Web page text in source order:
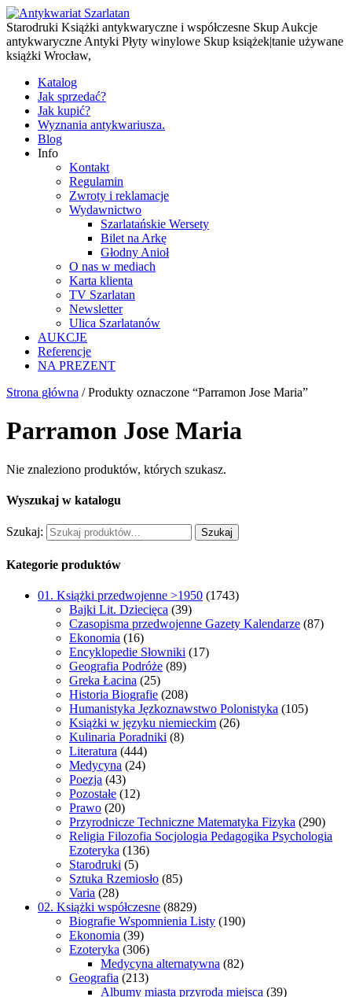
Starodruki Książki antykwaryczne i współczesne Skup Aukcje
antykwaryczne Antyki Płyty winylowe Skup książek|tanie używane
książki Wrocław,
Katalog
Jak sprzedać?
Jak kupić?
Wyznania antykwariusza.
Blog
Info
Kontakt
Regulamin
Zwroty i reklamacje
Wydawnictwo
Szarlatańskie Wersety
Bilet na Arkę
Głodny Anioł
O nas w mediach
Karta klienta
TV Szarlatan
Newsletter
Ulica Szarlatanów
AUKCJE
Referencje
NA PREZENT
Strona główna / Produkty oznaczone “Parramon Jose Maria”
Parramon Jose Maria
Nie znaleziono produktów, których szukasz.
Wyszukaj w katalogu
Szukaj: Szukaj
Kategorie produktów
01. Książki przedwojenne >1950 (1743)
Bajki Lit. Dziecięca (39)
Czasopisma przedwojenne Gazety Kalendarze (87)
Ekonomia (16)
Encyklopedie Słowniki (17)
Geografia Podróże (89)
Greka Łacina (25)
Historia Biografie (208)
Humanistyka Jęzkoznawstwo Polonistyka (105)
Książki w języku niemieckim (26)
Kulinaria Poradniki (8)
Literatura (444)
Medycyna (24)
Poezja (43)
Pozostałe (12)
Prawo (20)
Przyrodnicze Techniczne Matematyka Fizyka (290)
Religia Filozofia Socjologia Pedagogika Psychologia
Ezoteryka (136)
Starodruki (5)
Sztuka Rzemiosło (85)
Varia (28)
02. Książki współczesne (8829)
Biografie Wspomnienia Listy (190)
Ekonomia (39)
Ezoteryka (306)
Medycyna alternatywna (82)
Geografia (213)
Albumy miasta przyroda miejsca (39)